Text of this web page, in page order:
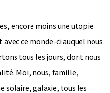
encore moins une utopie
avec ce monde-ci auquel nous
tous les jours, dont nous
Moi, nous, famille,
solaire, galaxie, tous les